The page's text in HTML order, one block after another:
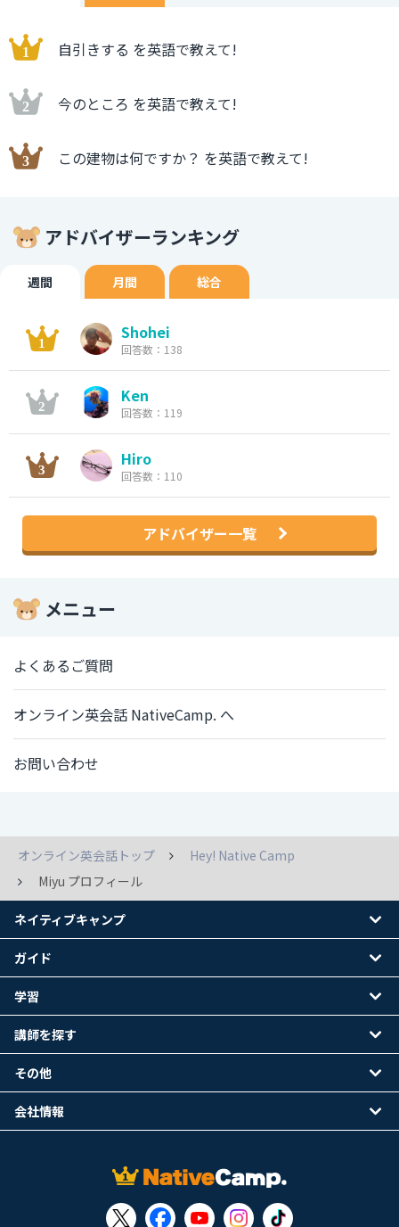
自引きする を英語で教えて!
今のところ を英語で教えて!
この建物は何ですか？ を英語で教えて!
アドバイザーランキング
週間 月間 総合
Shohei
回答数：138
Ken
回答数：119
Hiro
回答数：110
アドバイザー一覧
メニュー
よくあるご質問
オンライン英会話 NativeCamp. へ
お問い合わせ
オンライン英会話トップ
Hey! Native Camp
Miyu プロフィール
ネイティブキャンプ
ガイド
学習
講師を探す
その他
会社情報